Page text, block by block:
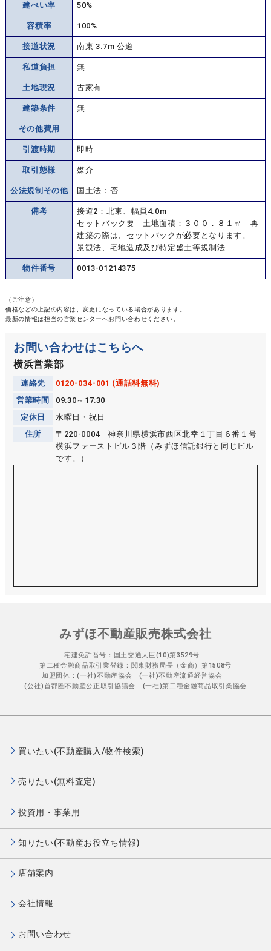
建ぺい率 50%
容積率 100%
接道状況 南東 3.7m 公道
私道負担 無
土地現況 古家有
建築条件 無
その他費用
引渡時期 即時
取引態様 媒介
公法規制その他 国土法：否
備考
接道2：北東、幅員4.0m
セットバック要 土地面積：３００．８１㎡ 再
建築の際は、セットバックが必要となります。
景観法、宅地造成及び特定盛土等規制法
物件番号 0013-01214375
（ご注意）
価格などの上記の内容は、変更になっている場合があります。
最新の情報は担当の営業センターへお問い合わせください。
お問い合わせはこちらへ
横浜営業部
連絡先
0120-034-001 (通話料無料)
営業時間
09:30～17:30
定休日
水曜日・祝日
住所
〒220-0004 神奈川県横浜市西区北幸１丁目６番１号
横浜ファーストビル３階（みずほ信託銀行と同じビル
です。）
みずほ不動産販売株式会社
宅建免許番号：国土交通大臣(10)第3529号
第二種金融商品取引業登録：関東財務局長（金商）第1508号
加盟団体：(一社)不動産協会 (一社)不動産流通経営協会
(公社)首都圏不動産公正取引協議会 (一社)第二種金融商品取引業協会
買いたい(不動産購入/物件検索)
売りたい(無料査定)
投資用・事業用
知りたい(不動産お役立ち情報)
店舗案内
会社情報
お問い合わせ